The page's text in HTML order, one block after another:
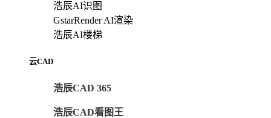
浩辰AI识图
GstarRender AI渲染
浩辰AI楼梯
云CAD
浩辰CAD 365
浩辰CAD看图王